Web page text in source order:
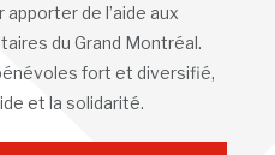
de l’aide aux
du Grand Montréal.
fort et diversifié,
et la solidarité.